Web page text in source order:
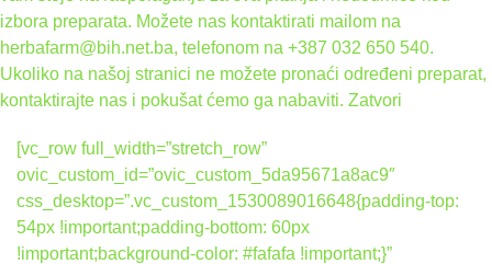
izbora preparata. Možete nas kontaktirati mailom na
herbafarm@bih.net.ba, telefonom na +387 032 650 540.
Ukoliko na našoj stranici ne možete pronaći određeni preparat,
kontaktirajte nas i pokušat ćemo ga nabaviti. Zatvori
[vc_row full_width=”stretch_row”
ovic_custom_id=”ovic_custom_5da95671a8ac9″
css_desktop=”.vc_custom_1530089016648{padding-top:
54px !important;padding-bottom: 60px
!important;background-color: #fafafa !important;}”